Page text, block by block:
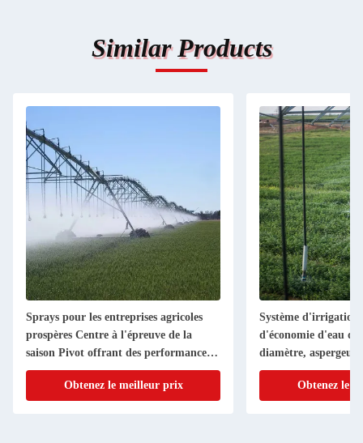
Similar Products
Sprays pour les entreprises agricoles
prospères Centre à l'épreuve de la
saison Pivot offrant des performances
constantes
Obtenez le meilleur prix
Système d'irrigation
d'économie d'eau de
diamètre,
Obtenez le